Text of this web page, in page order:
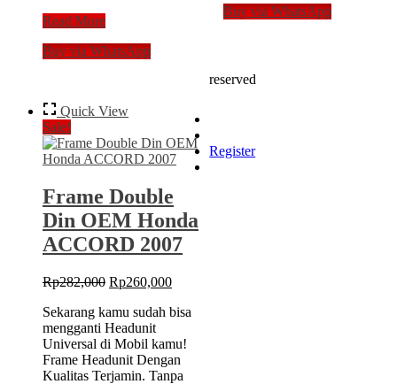
Frame
Double
DAIHATSU
SIRION
2010
Read More
Buy via WhatsApp
2
FIESTA
Buy via WhatsApp
Quick View
Sale!
Frame Double
Din OEM Honda
ACCORD 2007
Rp282,000 Original
was:
Rp282,000.
Rp260,000Current
is:
Sekarang kamu sudah bisa
mengganti Headunit
Universal di Mobil kamu!
Frame Headunit Dengan
Kualitas Terjamin. Tanpa
reserved
Register